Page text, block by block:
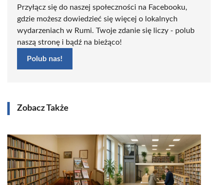
Przyłącz się do naszej społeczności na Facebooku,
gdzie możesz dowiedzieć się więcej o lokalnych
wydarzeniach w Rumi. Twoje zdanie się liczy - polub
naszą stronę i bądź na bieżąco!
Polub nas!
Zobacz Także